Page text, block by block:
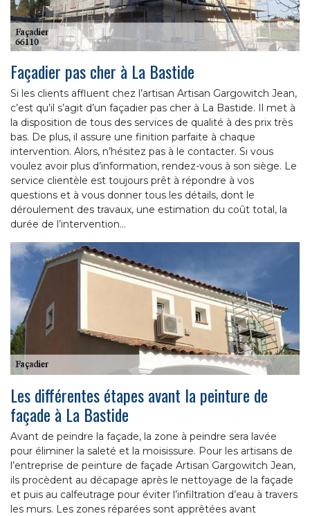
Façadier pas cher à La Bastide
Si les clients affluent chez l’artisan Artisan Gargowitch Jean,
c’est qu’il s’agit d’un façadier pas cher à La Bastide. Il met à
la disposition de tous des services de qualité à des prix très
bas. De plus, il assure une finition parfaite à chaque
intervention. Alors, n’hésitez pas à le contacter. Si vous
voulez avoir plus d’information, rendez-vous à son siège. Le
service clientèle est toujours prêt à répondre à vos
questions et à vous donner tous les détails, dont le
déroulement des travaux, une estimation du coût total, la
durée de l’intervention…
Les différentes étapes avant la peinture de
façade à La Bastide
Avant de peindre la façade, la zone à peindre sera lavée
pour éliminer la saleté et la moisissure. Pour les artisans de
l’entreprise de peinture de façade Artisan Gargowitch Jean,
ils procèdent au décapage après le nettoyage de la façade
et puis au calfeutrage pour éviter l’infiltration d’eau à travers
les murs. Les zones réparées sont apprêtées avant